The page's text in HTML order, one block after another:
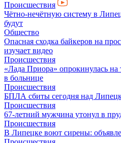
Происшествия
Чётно-нечётную систему в
будут
Общество
Опасная сходка байкеров на
изучает видео
Происшествия
«Лада Приора» опрокинулась
в больнице
Происшествия
БПЛА сбиты сегодня над
Происшествия
67-летний мужчина утонул в
Происшествия
В Липецке воют сирены: